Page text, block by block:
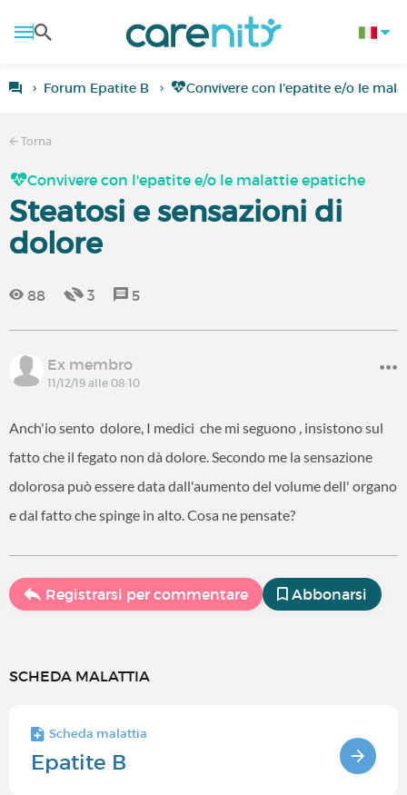
Forum Epatite B Convivere con l'epatite e/o le
Torna
Convivere con l'epatite e/o le malattie epatiche
Steatosi e sensazioni di
dolore
88 3 5
Ex membro
11/12/19 alle 08:10
Anch'io sento dolore, I medici che mi seguono , insistono sul
fatto che il fegato non dà dolore. Secondo me la sensazione
dolorosa può essere data dall'aumento del volume dell' organo
e dal fatto che spinge in alto. Cosa ne pensate?
Registrarsi per commentare Abbonarsi
SCHEDA MALATTIA
Scheda malattia
Epatite B